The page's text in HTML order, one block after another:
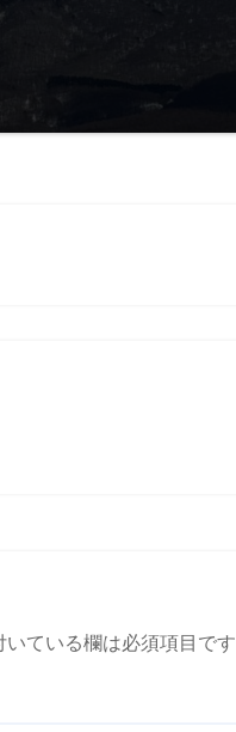
いている欄は必須項目です